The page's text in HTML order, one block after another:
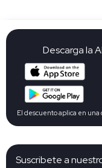
Suscribete a
Descarga la
El descuento aplica en una